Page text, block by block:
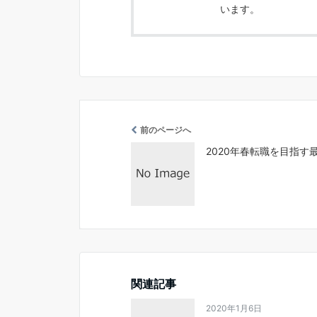
います。
前のページへ
2020年春転職を目指す
関連記事
2020年1月6日